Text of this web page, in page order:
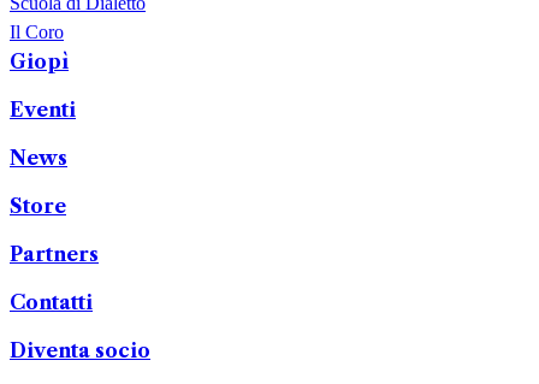
Il Coro
Giopì
Eventi
News
Store
Partners
Contatti
Diventa socio